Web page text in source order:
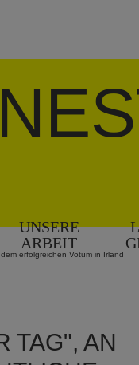
UNSERE
ARBEIT
erfolgreichen Votum in Irland
TAG", AN